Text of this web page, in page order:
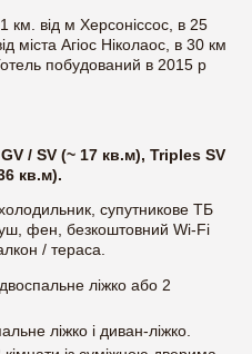
км. від м Херсоніссос, в 25
міста Агіос Ніколаос, в 30 км
побудований в 2015 р
/ SV (~ 17 кв.м), Triples SV
кв.м).
супутникове ТБ
фен, безкоштовний Wi-Fi
/ тераса.
двоспальне ліжко або 2
ліжко і диван-ліжко.